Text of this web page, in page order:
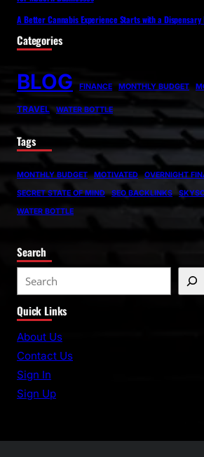
A Better Cannabis Experience Starts with a Dispensary
Categories
BLOG FINANCE MONTHLY BUDGET
TRAVEL WATER BOTTLE
Tags
MONTHLY BUDGET MOTIVATED
OVERNIGHT
SECRET STATE OF MIND
SEO BACKLINKS
WATER BOTTLE
Search
e
a
r
c
Quick Links
About Us
Contact Us
Sign In
Sign Up